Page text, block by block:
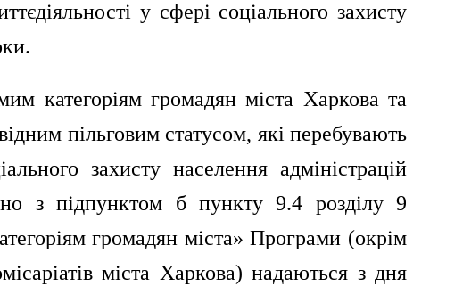
у сфері соціального захисту
категоріям громадян міста Харкова та
пільговим статусом, які перебувають
захисту населення адміністрацій
з підпунктом б пункту 9.4 розділу 9
громадян міста» Програми (окрім
міста Харкова) надаються з дня